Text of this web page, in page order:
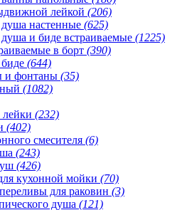
лейкой (206)
настенные (625)
и биде встраиваемые (1225)
в борт (390)
(644)
и фонтаны (35)
(1082)
лейки (232)
(402)
смесителя (6)
(243)
(426)
кухонной мойки (70)
для раковин (3)
душа (121)